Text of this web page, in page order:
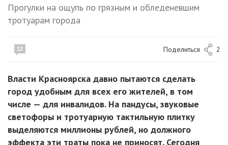
Прогулки на ощупь по грязным и обледеневшим
тротуарам города
12 Поделиться 2
Власти Красноярска давно пытаются сделать
город удобным для всех его жителей, в том
числе — для инвалидов. На пандусы, звуковые
светофоры и тротуарную тактильную плитку
выделяются миллионы рублей, но должного
эффекта эти траты пока не приносят. Сегодня